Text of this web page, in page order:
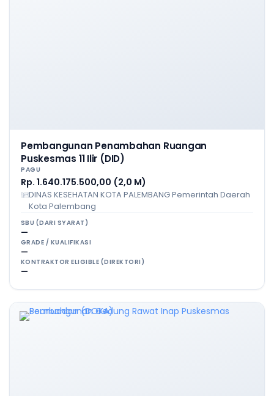
Pembangunan Penambahan Ruangan
Puskesmas 11 Ilir (DID)
PAGU
Rp. 1.640.175.500,00 (2,0 M)
DINAS KESEHATAN KOTA PALEMBANG Pemerintah Daerah
Kota Palembang
SBU (DARI SYARAT)
—
GRADE / KUALIFIKASI
—
KONTRAKTOR ELIGIBLE (DIREKTORI)
—